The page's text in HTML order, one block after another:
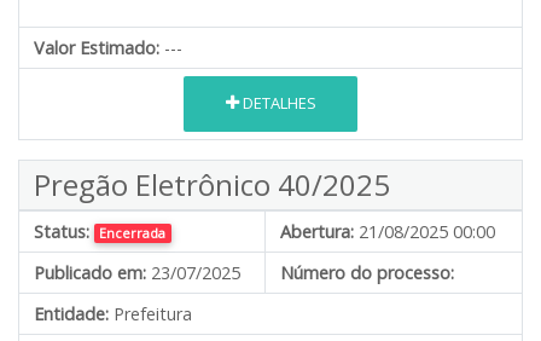
Valor Estimado: ---
DETALHES
Pregão Eletrônico 40/2025
Status: Encerrada Abertura: 21/08/2025 00:00
Publicado em: 23/07/2025
Número do processo:
Entidade: Prefeitura